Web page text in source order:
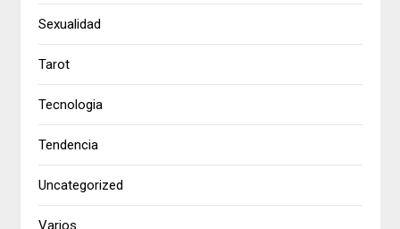
Sexualidad
Tarot
Tecnologia
Tendencia
Uncategorized
Varios